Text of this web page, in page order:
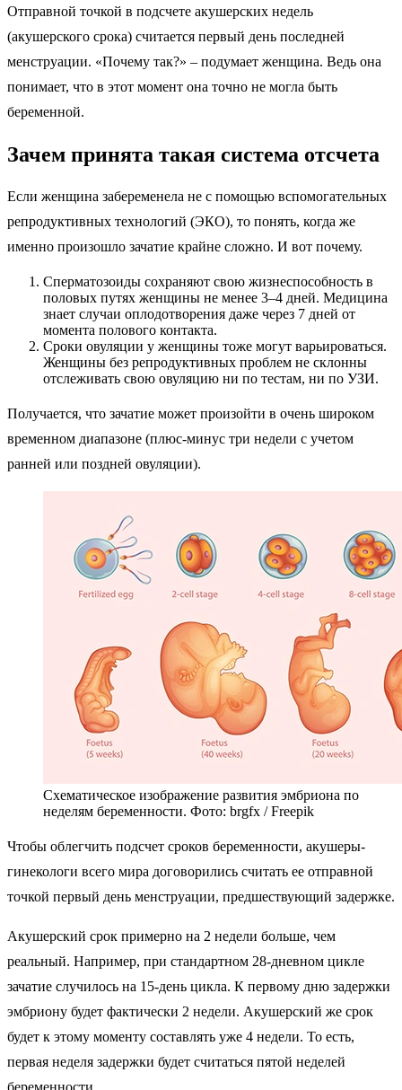
Отправной точкой в подсчете акушерских недель
(акушерского срока) считается первый день последней
менструации. «Почему так?» – подумает женщина. Ведь она
понимает, что в этот момент она точно не могла быть
беременной.
Зачем принята такая система отсчета
Если женщина забеременела не с помощью вспомогательных
репродуктивных технологий (ЭКО), то понять, когда же
именно произошло зачатие крайне сложно. И вот почему.
Сперматозоиды сохраняют свою жизнеспособность в
половых путях женщины не менее 3–4 дней. Медицина
знает случаи оплодотворения даже через 7 дней от
момента полового контакта.
Сроки овуляции у женщины тоже могут варьироваться.
Женщины без репродуктивных проблем не склонны
отслеживать свою овуляцию ни по тестам, ни по УЗИ.
Получается, что зачатие может произойти в очень широком
временном диапазоне (плюс-минус три недели с учетом
ранней или поздней овуляции).
Схематическое изображение развития эмбриона по
неделям беременности. Фото: brgfx / Freepik
Чтобы облегчить подсчет сроков беременности, акушеры-
гинекологи всего мира договорились считать ее отправной
точкой первый день менструации, предшествующий задержке.
РЕКЛАМА
РЕКЛАМА
РЕКЛАМА